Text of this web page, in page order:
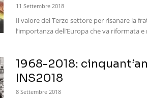
11 Settembre 2018
Il valore del Terzo settore per risanare la
l’importanza dell’Europa che va riformata
1968-2018:
INS2018
8 Settembre 2018